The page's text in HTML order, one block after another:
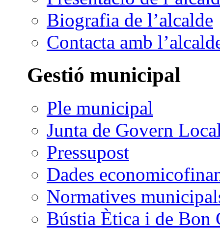
Biografia de l’alcalde
Contacta amb
Gestió municipal
Ple municipal
Junta de Govern
Pressupost
Dades
Normatives
Bústia Ètica i de Bon